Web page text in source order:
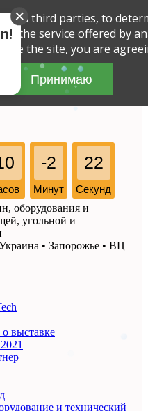
-2
Минут
22
Секунд
оборудования и
угольной и
• Запорожье • ВЦ
выставке
и технический
and third parties, to
the service offered by
the site, you are
Принимаю